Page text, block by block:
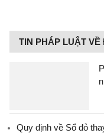
TIN PHÁP LUẬT
Quy định về Sổ đỏ